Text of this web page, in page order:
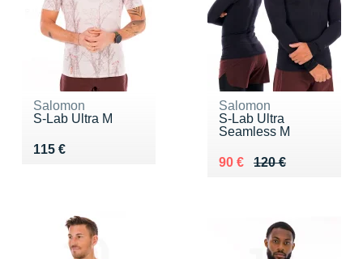
Salomon
S-Lab Ultra M
115 €
Vendu 115 €
Salomon
S-Lab Ultra
Seamless M
120 €
Au lieu de 120 €
90 €
Vendu 90 €